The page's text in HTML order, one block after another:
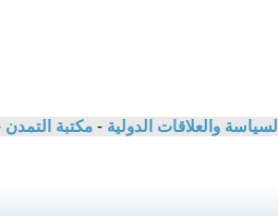
السياسة والعلاقات الدولية - مكتبة التمدن